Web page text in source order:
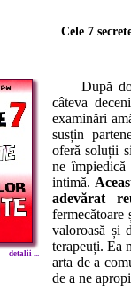
Cele 7
detalii ...
După
câteva
examinări
susțin
oferă soluții
ne
intimă.
adevărat
fermecătoare
valoroasă și
terapeuți. Ea
arta de a
de a ne